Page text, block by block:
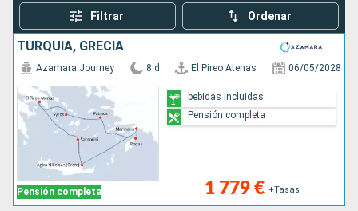
Filtrar Ordenar
TURQUÍA, GRECIA
Pensión completa
Azamara Journey 8 d El Pireo Atenas 06/05/2028
1 779 € +Tasas
bebidas incluidas
Pensión completa